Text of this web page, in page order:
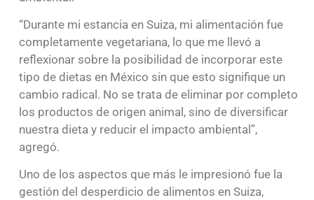
“Durante mi estancia en Suiza, mi alimentación fue
completamente vegetariana, lo que me llevó a
reflexionar sobre la posibilidad de incorporar este
tipo de dietas en México sin que esto signifique un
cambio radical. No se trata de eliminar por completo
los productos de origen animal, sino de diversificar
nuestra dieta y reducir el impacto ambiental”,
agregó.
Uno de los aspectos que más le impresionó fue la
gestión del desperdicio de alimentos en Suiza,